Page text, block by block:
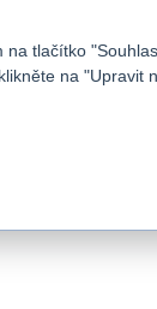
účty bez
tlačítko
na "Upravit